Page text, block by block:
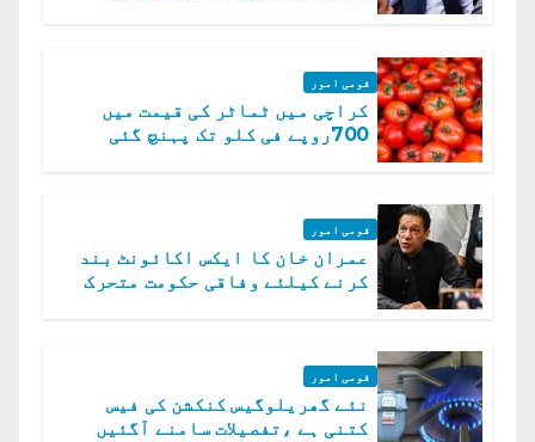
قومی امور
کراچی میں ٹماٹر کی قیمت میں
700روپے فی کلو تک پہنچ گئی
قومی امور
عمران خان کا ایکس اکائونٹ بند
کرنے کیلئے وفاقی حکومت متحرک
قومی امور
نئے گھریلوگیس کنکشن کی فیس
کتنی ہے ،تفصیلات سامنے آگئیں